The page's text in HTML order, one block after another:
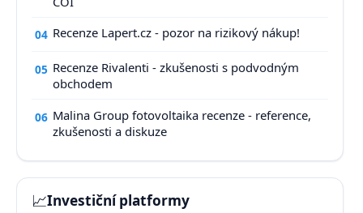
04 Recenze Lapert.cz - pozor na rizikový nákup!
05 Recenze Rivalenti - zkušenosti s podvodným
obchodem
06 Malina Group fotovoltaika recenze - reference,
zkušenosti a diskuze
📈Investiční platformy